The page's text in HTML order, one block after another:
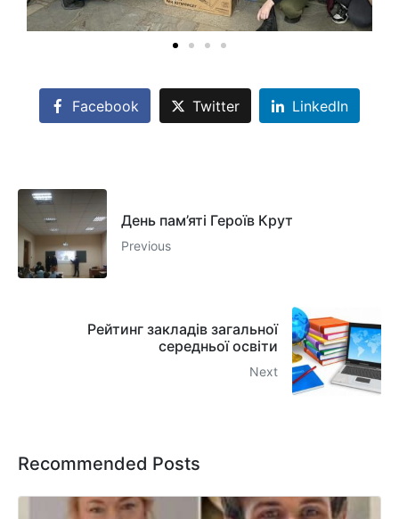
Facebook Twitter LinkedIn
День пам’яті Героїв Крут
Previous
Рейтинг закладів загальної
середньої освіти
Next
Recommended Posts